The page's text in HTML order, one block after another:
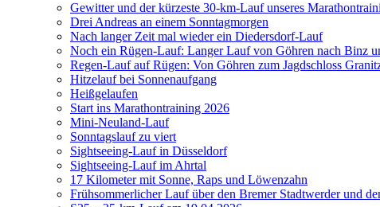
Gewitter und der kürzeste 30-km-Lauf unseres
Drei Andreas an einem Sonntagmorgen
Nach langer Zeit mal wieder ein Diedersdorf-Lauf
Noch ein Rügen-Lauf: Langer Lauf von Göhren nach Binz
Regen-Lauf auf Rügen: Von Göhren zum Jagdschloss
Hitzelauf bei Sonnenaufgang
Heißgelaufen
Start ins Marathontraining 2026
Mini-Neuland-Lauf
Sonntagslauf zu viert
Sightseeing-Lauf in Düsseldorf
Sightseeing-Lauf im Ahrtal
17 Kilometer mit Sonne, Raps und Löwenzahn
Frühsommerlicher Lauf über den Bremer Stadtwerder und